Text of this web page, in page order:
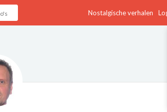
Nostalgische verhalen